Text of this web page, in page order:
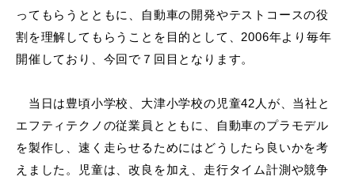
ってもらうとともに、自動車の開発やテストコースの役
割を理解してもらうことを目的として、2006年より毎年
開催しており、今回で７回目となります。
当日は豊頃小学校、大津小学校の児童42人が、当社と
エフティテクノの従業員とともに、自動車のプラモデル
を製作し、速く走らせるためにはどうしたら良いかを考
えました。児童は、改良を加え、走行タイム計測や競争